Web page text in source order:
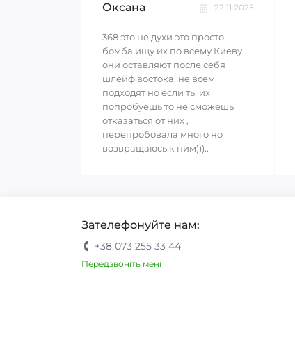
Оксана 22.11.2025
368 это не духи это просто
бомба ищу их по всему Киеву
они оставляют после себя
шлейф востока, не всем
подходят но если ты их
попробуешь то не сможешь
отказаться от них ,
перепробовала много но
возвращаюсь к ним)))..
Зателефонуйте нам:
+38 073 255 33 44
Передзвоніть мені